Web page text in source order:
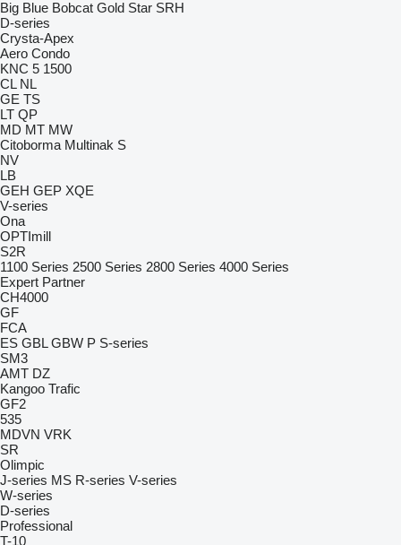
Big Blue Bobcat Gold Star SRH
D-series
Crysta-Apex
Aero Condo
KNC 5 1500
CL NL
GE TS
LT QP
MD MT MW
Citoborma Multinak S
NV
LB
GEH GEP XQE
V-series
Ona
OPTImill
S2R
1100 Series 2500 Series 2800 Series 4000 Series
Expert Partner
CH4000
GF
FCA
ES GBL GBW P S-series
SM3
AMT DZ
Kangoo Trafic
GF2
535
MDVN VRK
SR
Olimpic
J-series MS R-series V-series
W-series
D-series
Professional
T-10